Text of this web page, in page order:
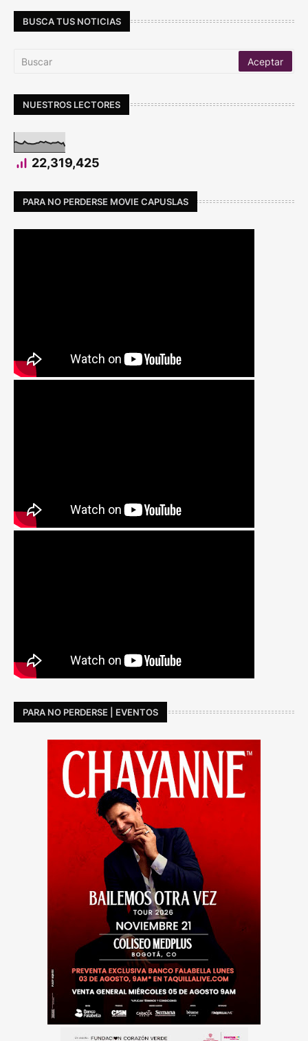
BUSCA TUS NOTICIAS
NUESTROS LECTORES
22,319,425
PARA NO PERDERSE MOVIE CAPUSLAS
PARA NO PERDERSE | EVENTOS